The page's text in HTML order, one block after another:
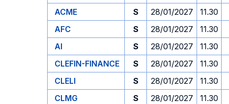
ACME
S 28/01/2027 11.30
AFC
S 28/01/2027 11.30
AI
S 28/01/2027 11.30
CLEFIN-FINANCE
S 28/01/2027 11.30
CLELI
S 28/01/2027 11.30
CLMG
S 28/01/2027 11.30